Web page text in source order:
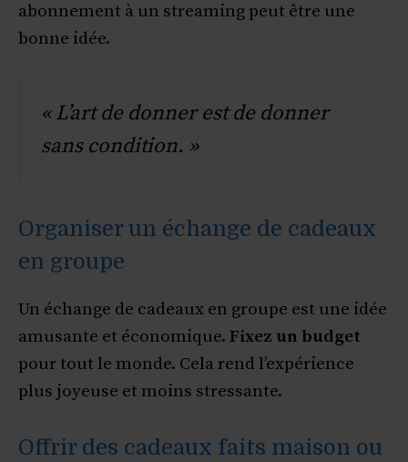
abonnement à un streaming peut être une
bonne idée.
« L’art de donner est de donner
sans condition. »
Organiser un échange de cadeaux
en groupe
Un échange de cadeaux en groupe est une idée
amusante et économique. Fixez un budget
pour tout le monde. Cela rend l’expérience
plus joyeuse et moins stressante.
Offrir des cadeaux faits maison ou